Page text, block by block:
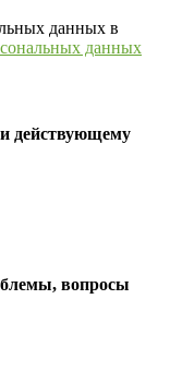
данных в
данных
действующему
вопросы